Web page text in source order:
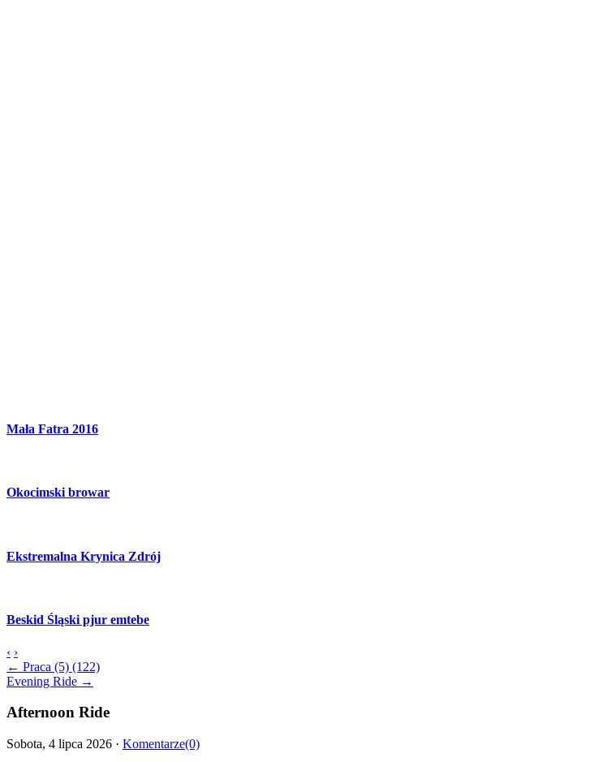
Mała Fatra 2016
Okocimski browar
Ekstremalna Krynica Zdrój
Beskid Śląski pjur emtebe
‹ ›
← Praca (5) (122)
Evening Ride →
Afternoon Ride
Sobota, 4 lipca 2026 · Komentarze(0)